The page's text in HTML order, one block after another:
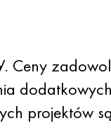
projektów